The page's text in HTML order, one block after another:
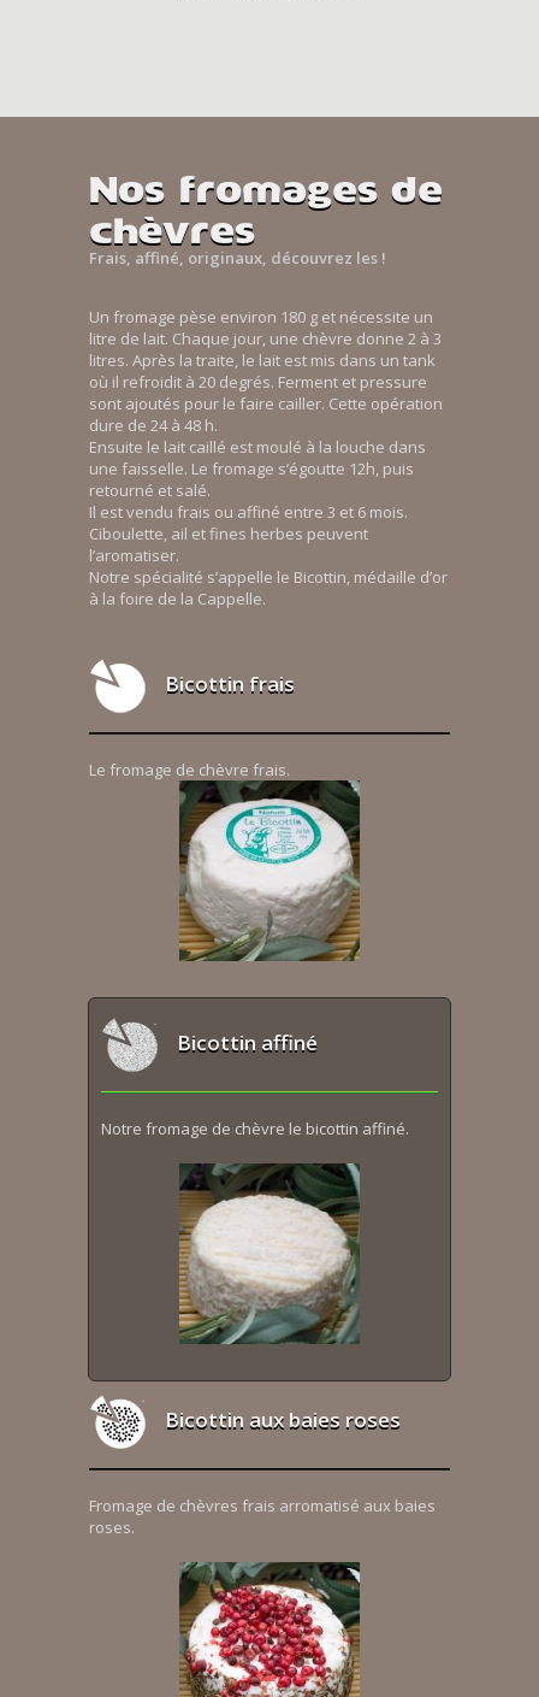
Nos fromages de
chèvres
Frais, affiné, originaux, découvrez les !
Un fromage pèse environ 180 g et nécessite un
litre de lait. Chaque jour, une chèvre donne 2 à 3
litres. Après la traite, le lait est mis dans un tank
où il refroidit à 20 degrés. Ferment et pressure
sont ajoutés pour le faire cailler. Cette opération
dure de 24 à 48 h.
Ensuite le lait caillé est moulé à la louche dans
une faisselle. Le fromage s’égoutte 12h, puis
retourné et salé.
Il est vendu frais ou affiné entre 3 et 6 mois.
Ciboulette, ail et fines herbes peuvent
l’aromatiser.
Notre spécialité s’appelle le Bicottin, médaille d’or
à la foire de la Cappelle.
Bicottin frais
Le fromage de chèvre frais.
Bicottin affiné
Notre fromage de chèvre le bicottin affiné.
Bicottin aux baies roses
Fromage de chèvres frais arromatisé aux baies
roses.